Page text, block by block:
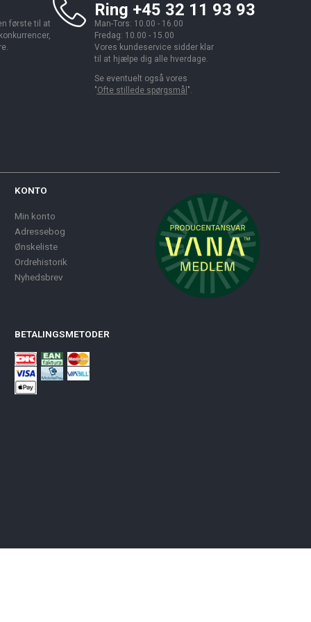
første til at
Ring +45 32 11 93 93
Man-Tors: 10.00 - 16.00
Fredag: 10.00 - 15.00
Vores kundeservice sidder klar
til at hjælpe dig alle hverdage.
Se eventuelt også vores
"Ofte stillede spørgsmål ".
KONTO
Min konto
Adressebog
Ønskeliste
Ordrehistorik
Nyhedsbrev
BETALINGSMETODER